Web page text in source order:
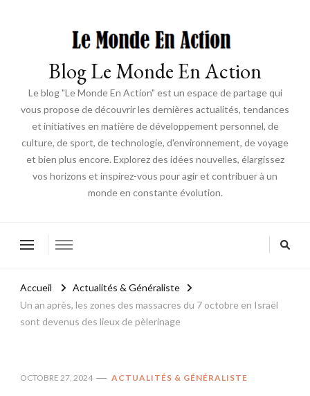
Blog Le Monde En Action
Le blog "Le Monde En Action" est un espace de partage qui
vous propose de découvrir les dernières actualités, tendances
et initiatives en matière de développement personnel, de
culture, de sport, de technologie, d'environnement, de voyage
et bien plus encore. Explorez des idées nouvelles, élargissez
vos horizons et inspirez-vous pour agir et contribuer à un
monde en constante évolution.
Accueil
Actualités & Généraliste
Un an après, les zones des massacres du 7 octobre en Israël
sont devenus des lieux de pèlerinage
OCTOBRE 27, 2024 ACTUALITÉS & GÉNÉRALISTE